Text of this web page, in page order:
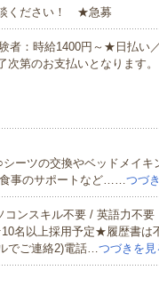
ください！ ★急募
者：時給1400円～★日払い
第のお支払いとなります。
ーツの交換やベッドメイキ
事のサポートなど……つづ
ンスキル不要 / 英語力不要
名以上採用予定★履歴書は
でご連絡2)電話…つづきを見